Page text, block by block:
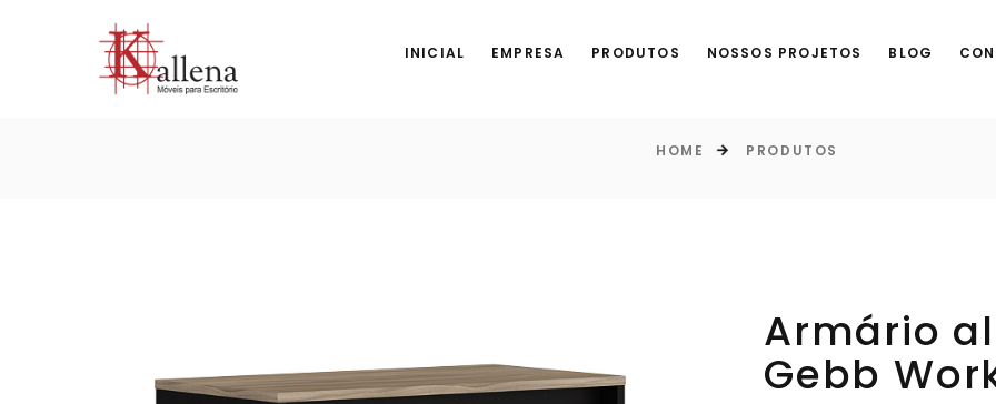
INICIAL EMPRESA PRODUTOS NOSSOS PROJETOS BLOG
HOME PRODUTOS
Armário
Gebb